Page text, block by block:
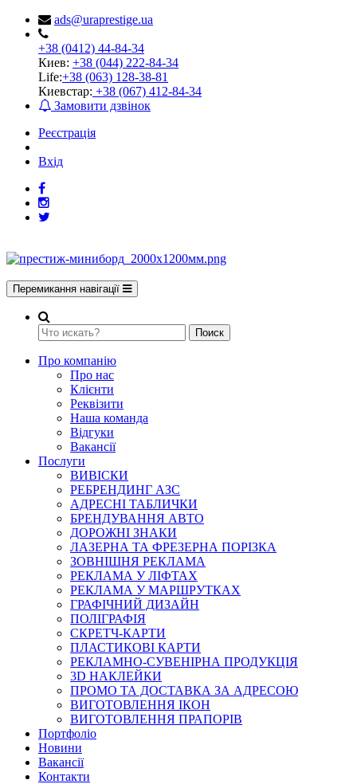
ads@uraprestige.ua
+38 (0412) 44-84-34
Киев: +38 (044) 222-84-34
Life:+38 (063) 128-38-81
Киевстар: +38 (067) 412-84-34
Замовити дзвінок
Реєстрація
Вхід
Перемикання навігації
Поиск
Про компанію
Про нас
Клієнти
Реквізити
Наша команда
Відгуки
Вакансії
Послуги
ВИВІСКИ
РЕБРЕНДИНГ АЗС
АДРЕСНІ ТАБЛИЧКИ
БРЕНДУВАННЯ АВТО
ДОРОЖНІ ЗНАКИ
ЛАЗЕРНА ТА ФРЕЗЕРНА ПОРІЗКА
ЗОВНІШНЯ РЕКЛАМА
РЕКЛАМА У ЛІФТАХ
РЕКЛАМА У МАРШРУТКАХ
ГРАФІЧНИЙ ДИЗАЙН
ПОЛІГРАФІЯ
СКРЕТЧ-КАРТИ
ПЛАСТИКОВІ КАРТИ
РЕКЛАМНО-СУВЕНІРНА ПРОДУКЦІЯ
3D НАКЛЕЙКИ
ПРОМО ТА ДОСТАВКА ЗА АДРЕСОЮ
ВИГОТОВЛЕННЯ ІКОН
ВИГОТОВЛЕННЯ ПРАПОРІВ
Портфоліо
Новини
Вакансії
Контакти